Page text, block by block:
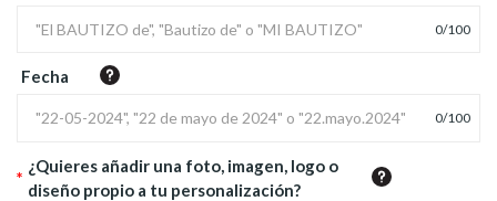
0/100
Fecha
0/100
*
¿Quieres añadir una foto, imagen, logo o
diseño propio a tu personalización?